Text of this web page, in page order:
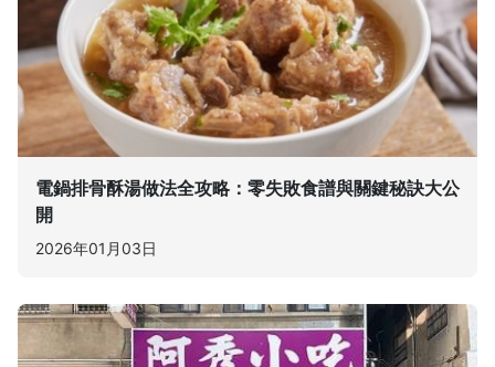
電鍋排骨酥湯做法全攻略：零失敗食譜與關鍵秘訣大公
開
2026年01月03日